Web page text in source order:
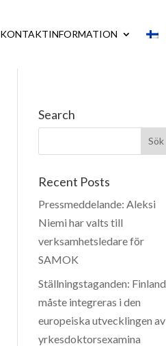
KONTAKTINFORMATION
Search
Recent Posts
Pressmeddelande: Aleksi
Niemi har valts till
verksamhetsledare för
SAMOK
Ställningstaganden: Finland
måste integreras i den
europeiska utvecklingen av
yrkesdoktorsexamina